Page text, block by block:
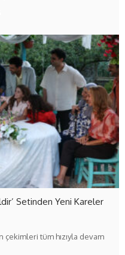
Setinden Yeni Kareler
tüm hızıyla devam